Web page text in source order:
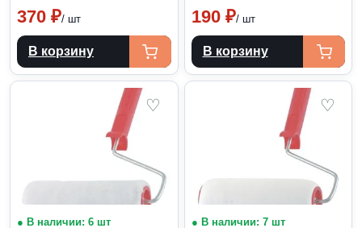
370 ₽/ шт
В корзину
190 ₽/ шт
В корзину
♡
● В наличии: 6 шт
♡
● В наличии: 7 шт